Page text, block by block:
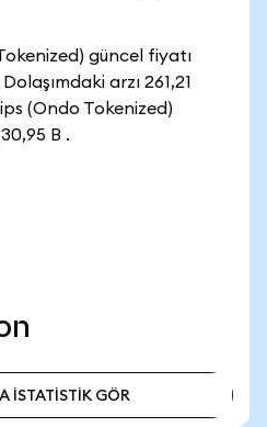
güncel fiyatı
arzı 261,21
(Ondo Tokenized)
B .
İSTATİSTİK GÖR